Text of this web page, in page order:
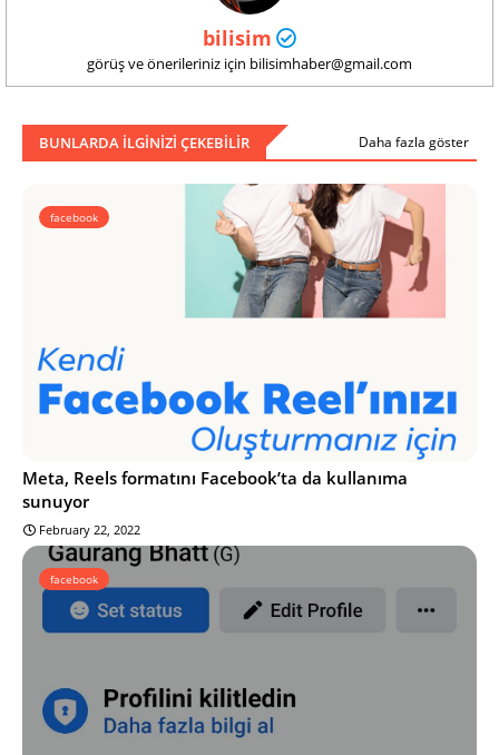
bilisim
görüş ve önerileriniz için bilisimhaber@gmail.com
BUNLARDA ILGINIZI ÇEKEBILIR Daha fazla göster
facebook
Meta, Reels formatını Facebook’ta da kullanıma
sunuyor
February 22, 2022
facebook